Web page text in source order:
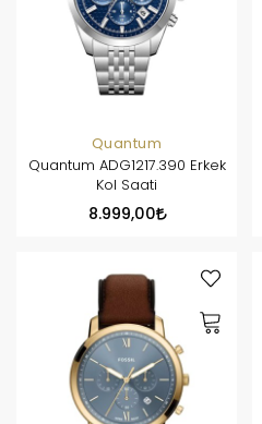
Quantum
Quantum ADG1217.390 Erkek
Kol Saati
8.999,00